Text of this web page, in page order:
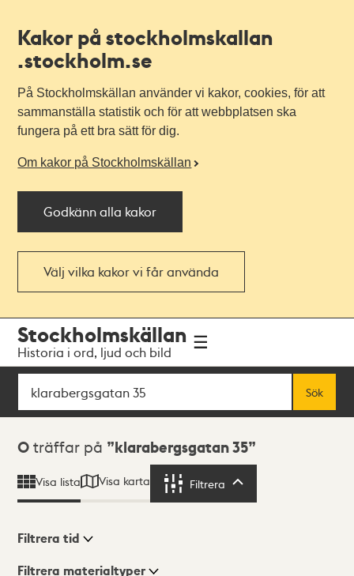
Kakor på stockholmskallan
.stockholm.se
På Stockholmskällan använder vi kakor, cookies, för att
sammanställa statistik och för att webbplatsen ska
fungera på ett bra sätt för dig.
Om kakor på Stockholmskällan
Godkänn alla kakor
Välj vilka kakor vi får använda
navigationen
huvudinnehållet
Stockholmskällan
Historia i ord, ljud och bild
Sök
Sök
Sökresultat
0 träffar på klarabergsgatan 35
Visa lista Visa karta Filtrera
Filtrera tid
Filtrera materialtyper